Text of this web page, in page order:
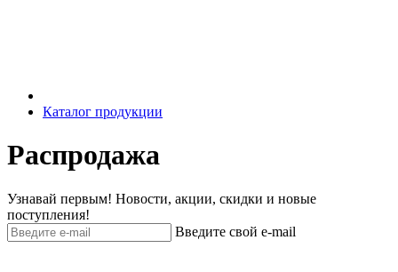
Каталог продукции
Распродажа
Узнавай первым! Новости, акции, скидки и новые
поступления!
Введите свой e-mail